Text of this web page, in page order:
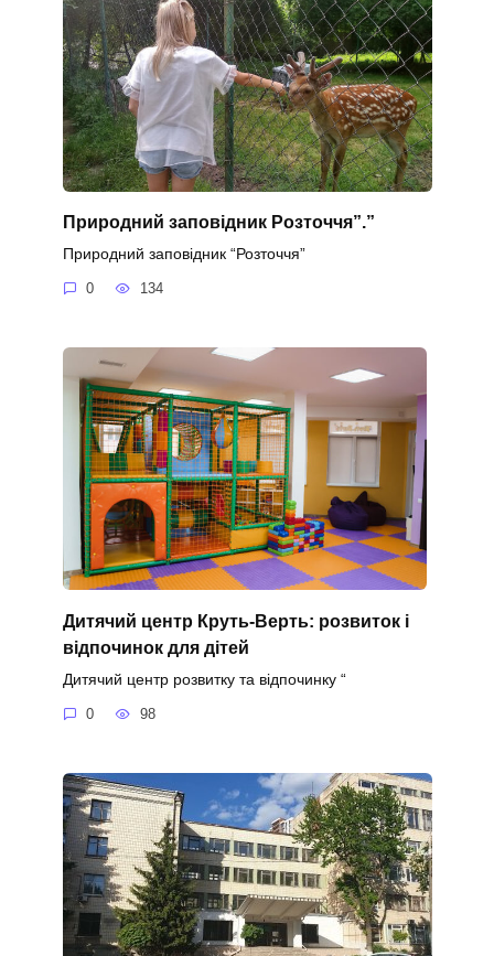
Природний заповідник Розточчя”.”
Природний заповідник “Розточчя”
0 134
Дитячий центр Круть-Верть: розвиток і
відпочинок для дітей
Дитячий центр розвитку та відпочинку “
0 98